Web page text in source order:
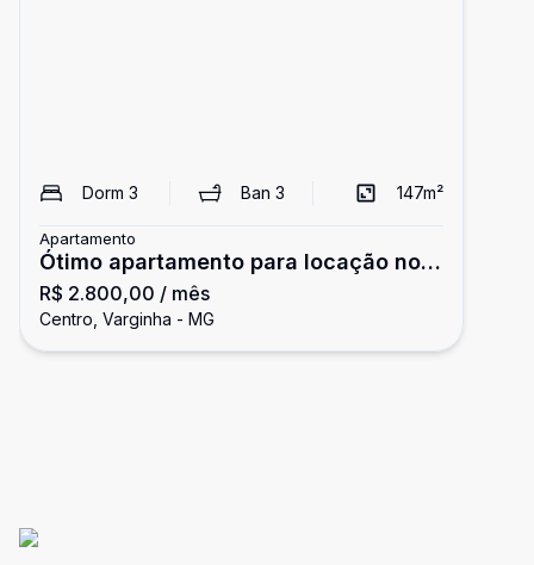
Dorm 3 Ban3 147m²
Apartamento
Ótimo apartamento para locação no
centro de Varginha - R$2.800
R$ 2.800,00 / mês
Centro, Varginha - MG